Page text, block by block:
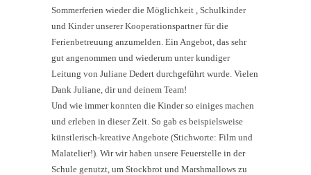
Sommerferien wieder die Möglichkeit , Schulkinder
und Kinder unserer Kooperationspartner für die
Ferienbetreuung anzumelden. Ein Angebot, das sehr
gut angenommen und wiederum unter kundiger
Leitung von Juliane Dedert durchgeführt wurde. Vielen
Dank Juliane, dir und deinem Team!
Und wie immer konnten die Kinder so einiges machen
und erleben in dieser Zeit. So gab es beispielsweise
künstlerisch-kreative Angebote (Stichworte: Film und
Malatelier!). Wir wir haben unsere Feuerstelle in der
Schule genutzt, um Stockbrot und Marshmallows zu